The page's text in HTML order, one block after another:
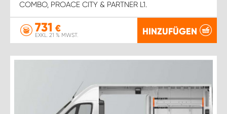
COMBO, PROACE CITY & PARTNER L1.
731 €
EXKL. 21 % MWST. HINZUFÜGEN